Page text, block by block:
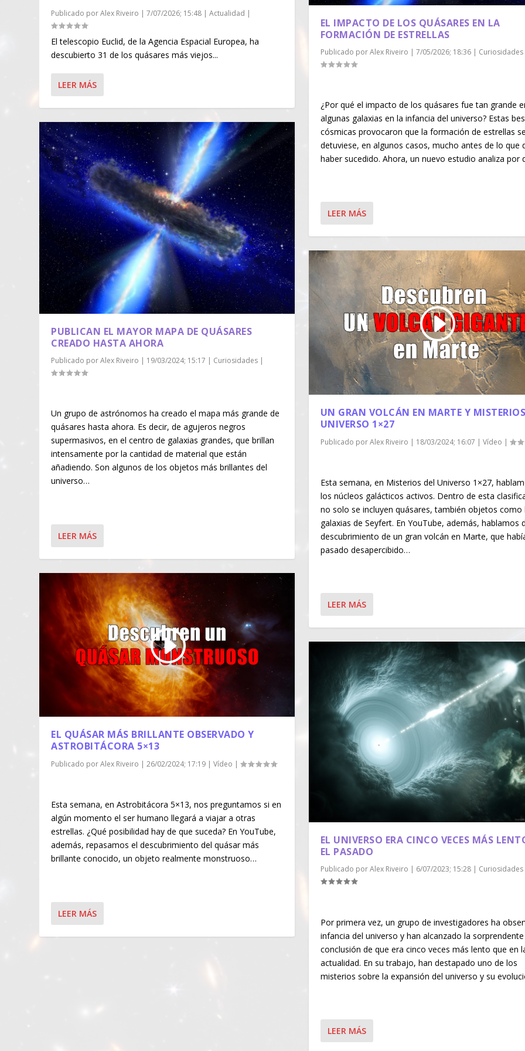
Publicado porAlex Riveiro |7/07/2026; 15:48 |Actualidad |
El telescopio Euclid, de la Agencia Espacial Europea, ha
descubierto 31 de los quásares más viejos...
LEER MÁS
PUBLICAN EL MAYOR MAPA DE QUÁSARES
CREADO HASTA AHORA
Publicado porAlex Riveiro | 19/03/2024; 15:17 | Curiosidades |
Un grupo de astrónomos ha creado el mapa más grande de
quásares hasta ahora. Es decir, de agujeros negros
supermasivos, en el centro de galaxias grandes, que brillan
intensamente por la cantidad de material que están
añadiendo. Son algunos de los objetos más brillantes del
universo…
LEER MÁS
EL QUÁSAR MÁS BRILLANTE OBSERVADO Y
ASTROBITÁCORA 5×13
Publicado porAlex Riveiro |26/02/2024; 17:19 |Vídeo |
Esta semana, en Astrobitácora 5×13, nos preguntamos si en
algún momento el ser humano llegará a viajar a otras
estrellas. ¿Qué posibilidad hay de que suceda? En YouTube,
además, repasamos el descubrimiento del quásar más
brillante conocido, un objeto realmente monstruoso…
LEER MÁS
EL IMPACTO DE LOS QUÁSARES EN LA
FORMACIÓN DE ESTRELLAS
Publicado porAlex Riveiro | 7/05/2026; 18:36| Curiosidades
¿Por qué el impacto de los quásares fue tan grande
algunas galaxias en la infancia del universo? Estas
cósmicas provocaron que la formación de estrellas
detuviese, en algunos casos, mucho antes de lo que
haber sucedido. Ahora, un nuevo estudio analiza por
LEER MÁS
UN GRAN VOLCÁN EN MARTE Y
UNIVERSO 1×27
Publicado porAlex Riveiro | 18/03/2024; 16:07 | Vídeo |
Esta semana, en Misterios del Universo 1×27,
los núcleos galácticos activos. Dentro de esta
no solo se incluyen quásares, también objetos como
galaxias de Seyfert. En YouTube, además, hablamos
descubrimiento de un gran volcán en Marte, que
pasado desapercibido…
LEER MÁS
EL UNIVERSO ERA CINCO VECES MÁS
EL PASADO
Publicado porAlex Riveiro | 6/07/2023; 15:28| Curiosidades
Por primera vez, un grupo de investigadores ha
infancia del universo y han alcanzado la sorprendente
conclusión de que era cinco veces más lento que en
actualidad. En su trabajo, han destapado uno de los
misterios sobre la expansión del universo y su
LEER MÁS